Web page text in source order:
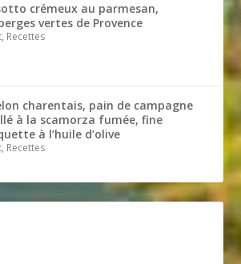
crémeux au parmesan,
vertes de Provence
Recettes
charentais, pain de campagne
à la scamorza fumée, fine
à l’huile d’olive
Recettes